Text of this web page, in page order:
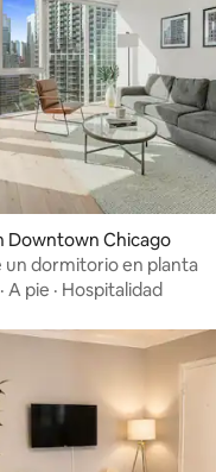
Downtown Chicago
dormitorio en planta
· A pie · Hospitalidad